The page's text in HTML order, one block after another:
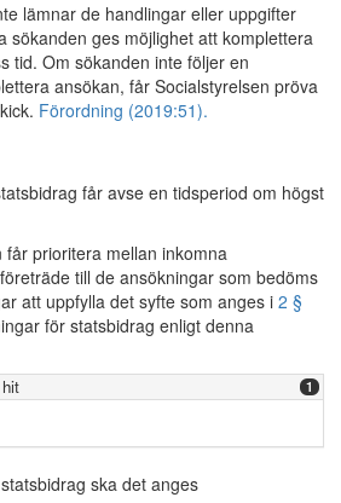
lämnar de handlingar eller uppgifter
sökanden ges möjlighet att komplettera
tid. Om sökanden inte följer en
ansökan, får Socialstyrelsen pröva
Förordning (2019:51).
får avse en tidsperiod om högst
får prioritera mellan inkomna
till de ansökningar som bedöms
att uppfylla det syfte som anges i 2 §
för statsbidrag enligt denna
1
ska det anges